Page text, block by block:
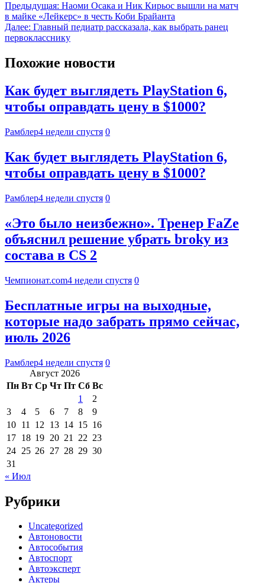
Предыдущая: Наоми Осака и Ник Кирьос вышли на матч
в майке «Лейкерс» в честь Коби Брайанта
Далее: Главный педиатр рассказала, как выбрать ранец
первокласснику
Похожие новости
Как будет выглядеть PlayStation 6,
чтобы оправдать цену в $1000?
Рамблер4 недели спустя 0
Как будет выглядеть PlayStation 6,
чтобы оправдать цену в $1000?
Рамблер4 недели спустя 0
«Это было неизбежно». Тренер FaZe
объяснил решение убрать broky из
состава в CS 2
Чемпионат.com4 недели спустя 0
Бесплатные игры на выходные,
которые надо забрать прямо сейчас,
июль 2026
Рамблер4 недели спустя 0
Август 2026
Пн Вт Ср Чт Пт Сб Вс
1
2
3
4 5 6 7 8
9
10 11 12 13 14 15 16
17 18 19 20 21 22 23
24 25 26 27 28 29 30
31
« Июл
Рубрики
Uncategorized
Автоновости
Автособытия
Автоспорт
Автоэксперт
Актеры